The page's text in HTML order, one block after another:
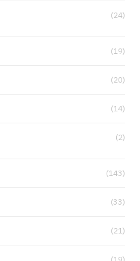
(24)
(19)
(20)
(14)
(2)
(143)
(33)
(21)